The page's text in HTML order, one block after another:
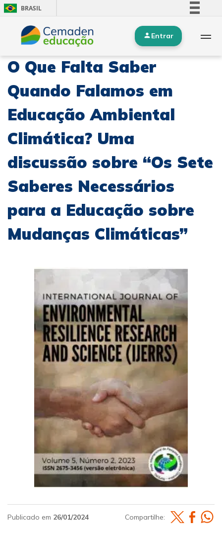
BRASIL
Simplifique!
Comunica BR
Acesso à informação
Canais
Entrar
O Que Falta Saber
Quando Falamos em
Educação Ambiental
Climática? Uma
discussão sobre “Os Sete
Saberes Necessários
para a Educação sobre
Mudanças Climáticas”
Publicado em 26/01/2024 Compartilhe: